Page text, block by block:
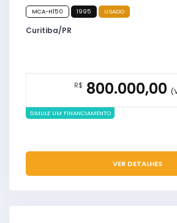
MCA-H150 1995 USADO
Curitiba/PR
R$ 800.000,00
SIMULE UM FINANCIAMENTO
VER DETALHES